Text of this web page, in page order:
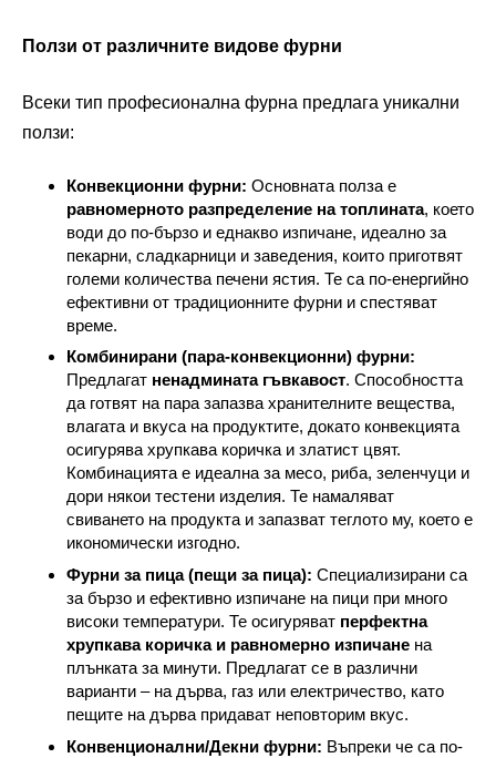
Ползи от различните видове фурни
Всеки тип професионална фурна предлага уникални
ползи:
Конвекционни фурни: Основната полза е
равномерното разпределение на топлината, което
води до по-бързо и еднакво изпичане, идеално за
пекарни, сладкарници и заведения, които приготвят
големи количества печени ястия. Те са по-енергийно
ефективни от традиционните фурни и спестяват
време.
Комбинирани (пара-конвекционни) фурни:
Предлагат ненадмината гъвкавост. Способността
да готвят на пара запазва хранителните вещества,
влагата и вкуса на продуктите, докато конвекцията
осигурява хрупкава коричка и златист цвят.
Комбинацията е идеална за месо, риба, зеленчуци и
дори някои тестени изделия. Те намаляват
свиването на продукта и запазват теглото му, което е
икономически изгодно.
Фурни за пица (пещи за пица): Специализирани са
за бързо и ефективно изпичане на пици при много
високи температури. Те осигуряват перфектна
хрупкава коричка и равномерно изпичане на
плънката за минути. Предлагат се в различни
варианти – на дърва, газ или електричество, като
пещите на дърва придават неповторим вкус.
Конвенционални/Декни фурни: Въпреки че са по-